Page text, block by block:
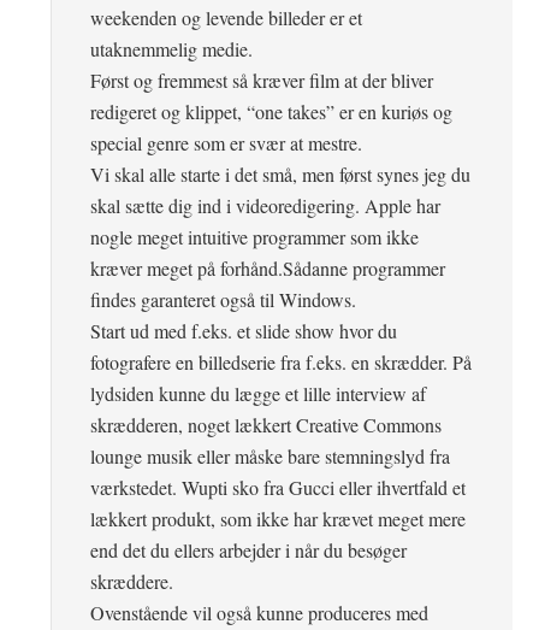
weekenden og levende billeder er et
utaknemmelig medie.
Først og fremmest så kræver film at der bliver
redigeret og klippet, “one takes” er en kuriøs og
special genre som er svær at mestre.
Vi skal alle starte i det små, men først synes jeg du
skal sætte dig ind i videoredigering. Apple har
nogle meget intuitive programmer som ikke
kræver meget på forhånd.Sådanne programmer
findes garanteret også til Windows.
Start ud med f.eks. et slide show hvor du
fotografere en billedserie fra f.eks. en skrædder. På
lydsiden kunne du lægge et lille interview af
skrædderen, noget lækkert Creative Commons
lounge musik eller måske bare stemningslyd fra
værkstedet. Wupti sko fra Gucci eller ihvertfald et
lækkert produkt, som ikke har krævet meget mere
end det du ellers arbejder i når du besøger
skræddere.
Ovenstående vil også kunne produceres med